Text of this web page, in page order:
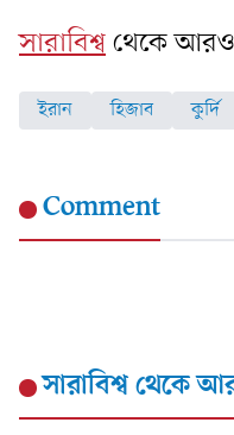
সারাবিশ্বথেকে
ইরান হিজাব কুর্দি
Comment
সারাবিশ্বথেকে